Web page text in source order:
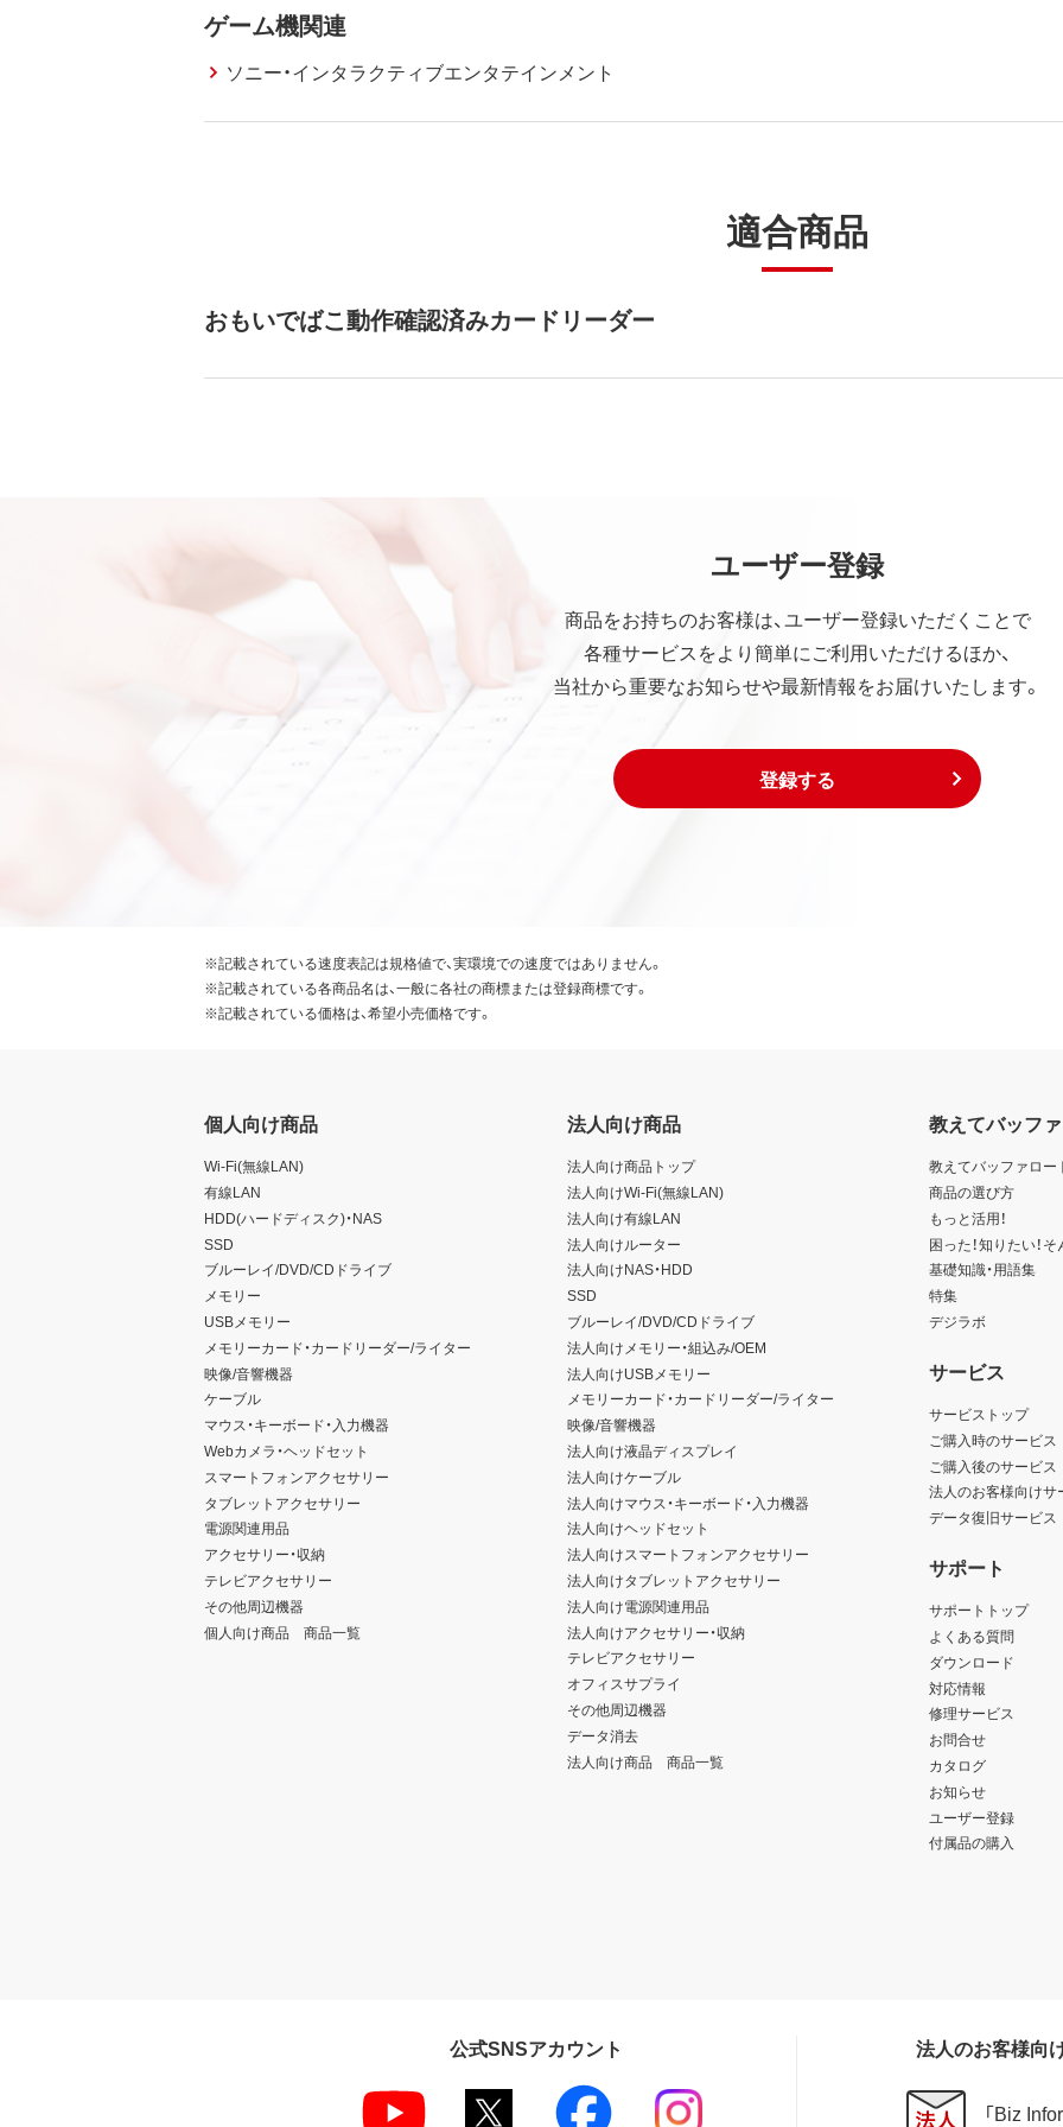
ゲーム機関連
ソニー・インタラクティブエンタテインメント
適合商品
おもいでばこ動作確認済みカードリーダー
ユーザー登録
商品をお持ちのお客様は、ユーザー登録いただくことで
各種サービスをより簡単にご利用いただけるほか、
当社から重要なお知らせや最新情報をお届けいたします。
登録する
※記載されている速度表記は規格値で、実環境での速度ではありません。
※記載されている各商品名は、一般に各社の商標または登録商標です。
※記載されている価格は、希望小売価格です。
個人向け商品
Wi-Fi(無線LAN)
有線LAN
HDD(ハードディスク)・NAS
SSD
ブルーレイ/DVD/CDドライブ
メモリー
USBメモリー
メモリーカード・カードリーダー/ライター
映像/音響機器
ケーブル
マウス・キーボード・入力機器
Webカメラ・ヘッドセット
スマートフォンアクセサリー
タブレットアクセサリー
電源関連用品
アクセサリー・収納
テレビアクセサリー
その他周辺機器
個人向け商品 商品一覧
法人向け商品
法人向け商品トップ
法人向けWi-Fi(無線LAN)
法人向け有線LAN
法人向けルーター
法人向けNAS・HDD
SSD
ブルーレイ/DVD/CDドライブ
法人向けメモリー・組込み/OEM
法人向けUSBメモリー
メモリーカード・カードリーダー/ライター
映像/音響機器
法人向け液晶ディスプレイ
法人向けケーブル
法人向けマウス・キーボード・入力機器
法人向けヘッドセット
法人向けスマートフォンアクセサリー
法人向けタブレットアクセサリー
法人向け電源関連用品
法人向けアクセサリー・収納
テレビアクセサリー
オフィスサプライ
その他周辺機器
データ消去
法人向け商品 商品一覧
教えてバッフ
教えてバッファロー
商品の選び方
もっと活用！
困った！知りたい！
基礎知識・用語集
特集
デジラボ
サービス
サービストップ
ご購入時のサービス
ご購入後のサービス
法人のお客様向けサ
データ復旧サービス
サポート
サポートトップ
よくある質問
ダウンロード
対応情報
修理サービス
お問合せ
カタログ
お知らせ
ユーザー登録
付属品の購入
公式SNSアカウント 法人のお客様向
「Biz